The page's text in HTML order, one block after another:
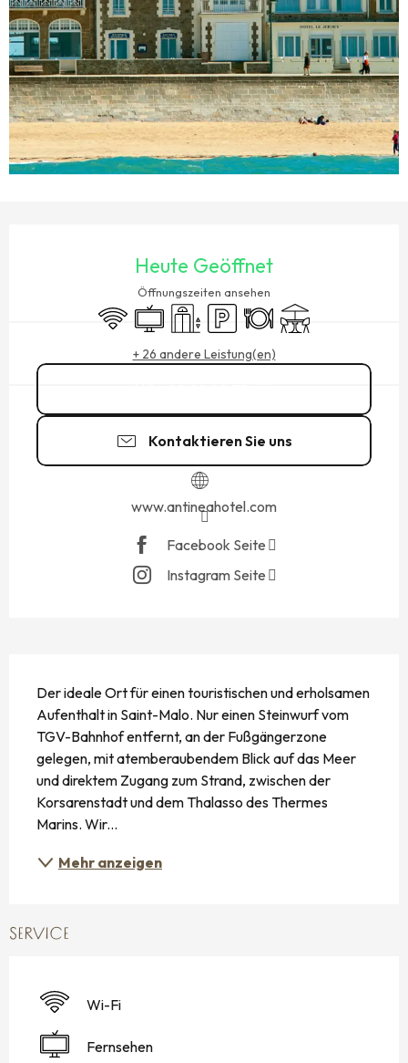
Heute Geöffnet
Öffnungszeiten ansehen
Wi-Fi FernsehenAufzugParkplatzRestaurant
Terrasse
+ 26 andere Leistung(en)
Kontaktieren Sie uns
www.antineahotel.com
Facebook Seite
Instagram Seite
Der ideale Ort für einen touristischen und erholsamen
Aufenthalt in Saint-Malo. Nur einen Steinwurf vom
TGV-Bahnhof entfernt, an der Fußgängerzone
gelegen, mit atemberaubendem Blick auf das Meer
und direktem Zugang zum Strand, zwischen der
Korsarenstadt und dem Thalasso des Thermes
Marins. Wir...
Mehr anzeigen
SERVICE
Wi-Fi
Fernsehen